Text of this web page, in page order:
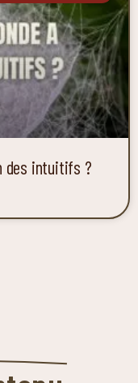
des intuitifs ?